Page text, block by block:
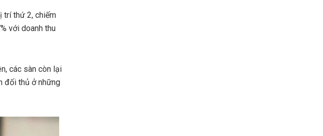
trí thứ 2, chiếm
với doanh thu
các sàn còn lại
đối thủ ở những